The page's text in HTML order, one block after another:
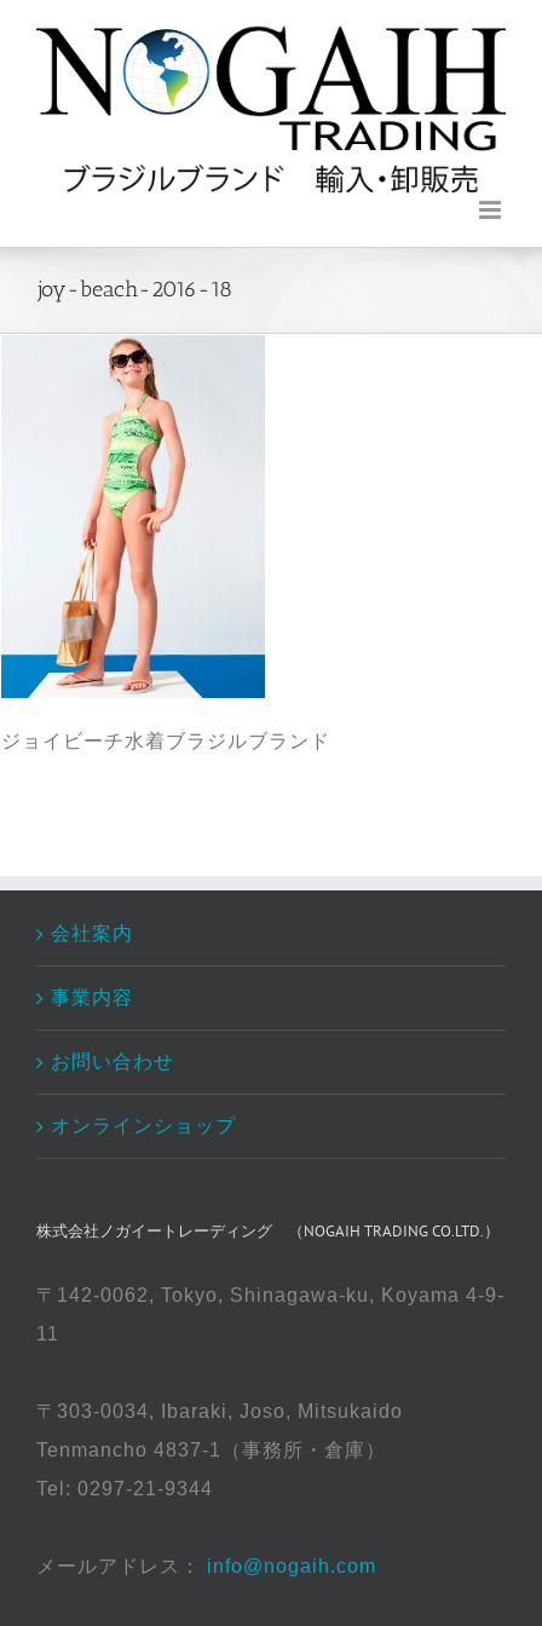
joy-beach-2016-18
ジョイビーチ水着ブラジルブランド
会社案内
事業内容
お問い合わせ
オンラインショップ
株式会社ノガイートレーディング （NOGAIH TRADING CO.LTD.）
〒142-0062, Tokyo, Shinagawa-ku, Koyama 4-9-
11
〒303-0034, Ibaraki, Joso, Mitsukaido
Tenmancho 4837-1（事務所・倉庫）
Tel: 0297-21-9344
メールアドレス： info@nogaih.com